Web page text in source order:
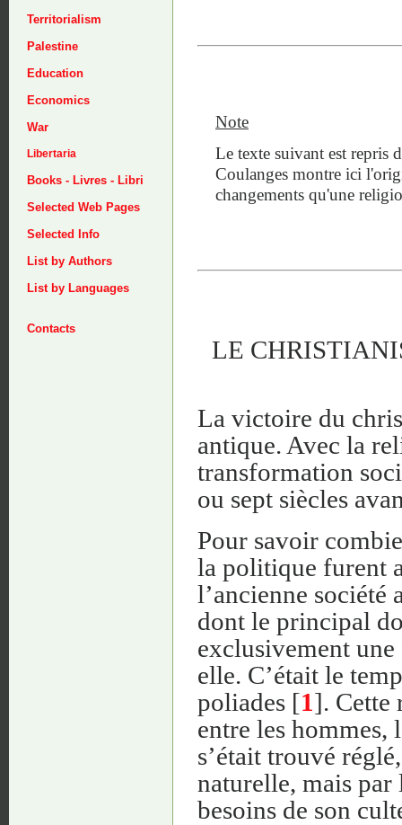
Territorialism
Palestine
Education
Economics
War
Libertaria
Books - Livres - Libri
Selected Web Pages
Selected Info
List by Authors
List by Languages
Contacts
Note
Le texte suivant est
Coulanges montre ici
changements qu'une
LE
La victoire du
antique. Avec la
transformation
ou sept siècles
Pour savoir
la politique furent
l’ancienne
dont le principal
exclusivement
elle. C’était le
poliades [1]. Cette
entre les hommes,
s’était trouvé
naturelle, mais par
besoins de son